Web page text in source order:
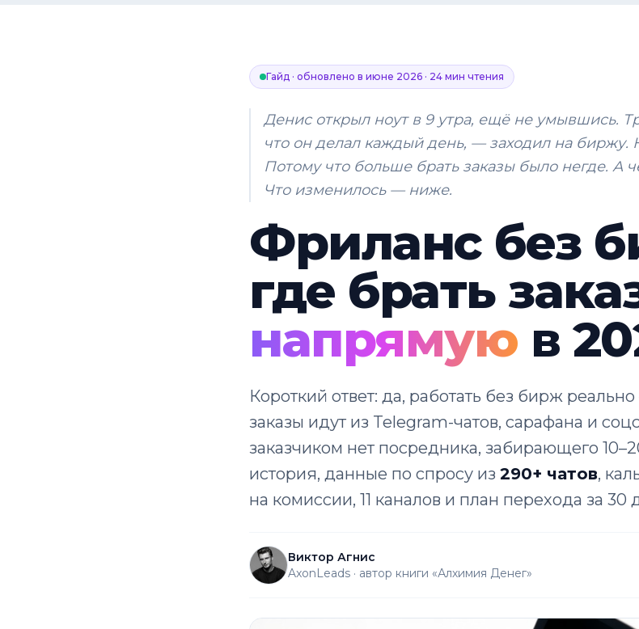
Гайд · обновлено в июне 2026 · 24 мин чтения
Денис открыл ноут в 9 утра, ещё не умывшись.
что он делал каждый день, — заходил на биржу.
Потому что больше брать заказы было негде. А
Что изменилось — ниже.
Фриланс без
где брать
напрямую в
Короткий ответ: да, работать без бирж
заказы идут из Telegram-чатов, сарафана и
заказчиком нет посредника, забирающего
история, данные по спросу из 290+ чатов,
на комиссии, 11 каналов и план перехода за 30
Виктор Агнис
AxonLeads · автор книги «Алхимия Денег»